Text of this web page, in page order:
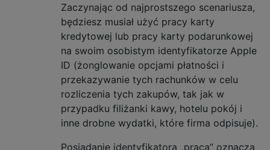
Zaczynając od najprostszego scenariusza,
będziesz musiał użyć pracy karty
kredytowej lub pracy karty podarunkowej
na swoim osobistym identyfikatorze Apple
ID (żonglowanie opcjami płatności i
przekazywanie tych rachunków w celu
rozliczenia tych zakupów, tak jak w
przypadku filiżanki kawy, hotelu pokój i
inne drobne wydatki, które firma odpisuje).
Posiadanie identyfikatora „praca” oznacza